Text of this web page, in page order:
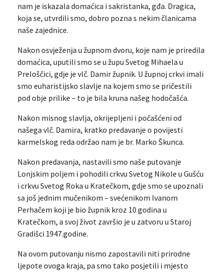
nam je iskazala domaćica i sakristanka, gđa. Dragica,
koja se, utvrdili smo, dobro pozna s nekim članicama
naše zajednice.
Nakon osvježenja u župnom dvoru, koje nam je priredila
domaćica, uputili smo se u župu Svetog Mihaela u
Preloščici, gdje je vlč. Damir župnik. U župnoj crkvi imali
smo euharistijsko slavlje na kojem smo se pričestili
pod obje prilike – to je bila kruna našeg hodočašća.
Nakon misnog slavlja, okrijepljeni i počašćeni od
našega vlč. Damira, kratko predavanje o povijesti
karmelskog reda održao nam je br. Marko Škunca.
Nakon predavanja, nastavili smo naše putovanje
Lonjskim poljem i pohodili crkvu Svetog Nikole u Gušću
i crkvu Svetog Roka u Kratečkom, gdje smo se upoznali
sa još jednim mučenikom – svećenikom Ivanom
Perhačem koji je bio župnik kroz 10 godina u
Kratečkom, a svoj život završio je u zatvoru u Staroj
Gradišci 1947.godine.
Na ovom putovanju nismo zapostavili niti prirodne
ljepote ovoga kraja, pa smo tako posjetili i mjesto